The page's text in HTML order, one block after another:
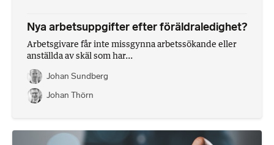
Nya arbetsuppgifter efter föräldraledighet?
Arbetsgivare får inte missgynna arbetssökande eller
anställda av skäl som har...
Johan Sundberg
Johan Thörn